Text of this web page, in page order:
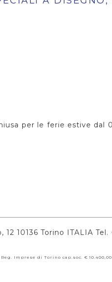
per le ferie estive dal
12 10136 Torino ITALIA
Reg. Imprese di Torino cap.soc. €